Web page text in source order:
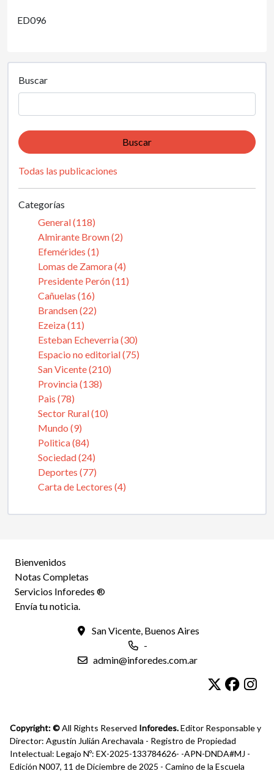
ED096
Buscar
Buscar
Todas las publicaciones
Categorías
General (118)
Almirante Brown (2)
Efemérides (1)
Lomas de Zamora (4)
Presidente Perón (11)
Cañuelas (16)
Brandsen (22)
Ezeiza (11)
Esteban Echeverria (30)
Espacio no editorial (75)
San Vicente (210)
Provincia (138)
Pais (78)
Sector Rural (10)
Mundo (9)
Politica (84)
Sociedad (24)
Deportes (77)
Carta de Lectores (4)
Bienvenidos
Notas Completas
Servicios Inforedes ®
Envía tu noticia.
San Vicente, Buenos Aires
-
admin@inforedes.com.ar
Copyright: ©All Rights Reserved Inforedes.Editor Responsable y
Director: Agustín Julián Arechavala - Registro de Propiedad
Intelectual: Legajo Nº: EX-2025-133784626- -APN-DNDA#MJ -
Edición N007, 11 de Diciembre de 2025 - Camino de la Escuela